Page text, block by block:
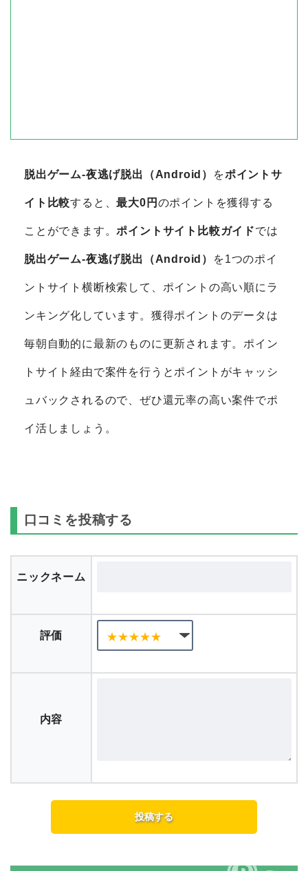
脱出ゲーム-夜逃げ脱出（Android） をポイントサ
イト比較すると、最大0円 のポイントを獲得する
ことができます。ポイントサイト比較ガイドでは
脱出ゲーム-夜逃げ脱出（Android） を1つのポイ
ントサイト横断検索して、ポイントの高い順にラ
ンキング化しています。獲得ポイントのデータは
毎朝自動的に最新のものに更新されます。ポイン
トサイト経由で案件を行うとポイントがキャッシ
ュバックされるので、ぜひ還元率の高い案件でポ
イ活しましょう。
口コミを投稿する
ニックネーム
評価
内容